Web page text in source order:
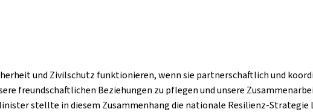
und Zivilschutz funktionieren, wenn sie partnerschaftlich und
freundschaftlichen Beziehungen zu pflegen und unsere
stellte in diesem Zusammenhang die nationale Resilienz-Strategie